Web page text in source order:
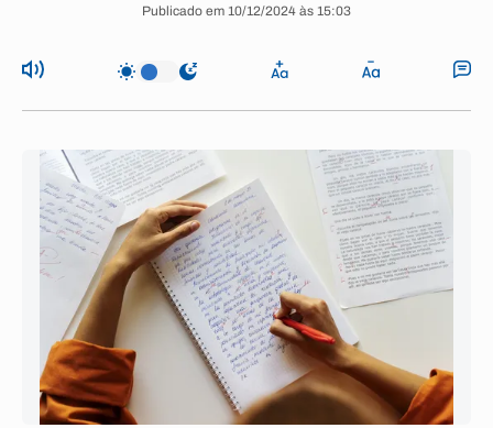
Publicado em 10/12/2024 às 15:03